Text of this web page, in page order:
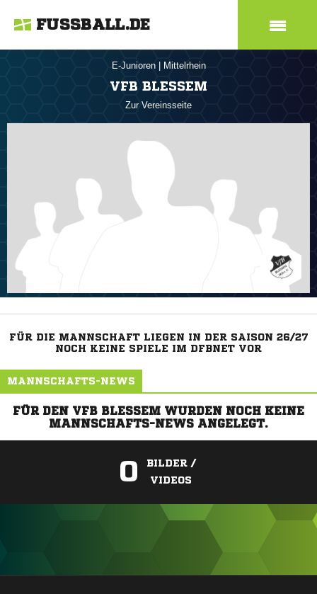
FUSSBALL.DE
E-Junioren Mittelrhein
VFB BLESSEM
Zur Vereinsseite
FÜR DIE MANNSCHAFT LIEGEN IN DER SAISON 26/27
NOCH KEINE SPIELE IM DFBNET VOR
MANNSCHAFTS-NEWS
FÜR DEN VFB BLESSEM WURDEN NOCH KEINE
MANNSCHAFTS-NEWS ANGELEGT.
0
BILDER /
VIDEOS